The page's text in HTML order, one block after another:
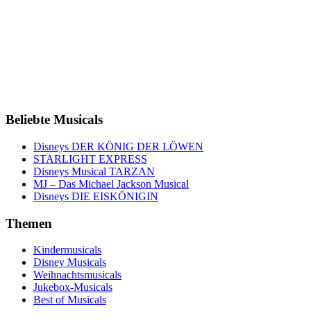
Beliebte Musicals
Disneys DER KÖNIG DER LÖWEN
STARLIGHT EXPRESS
Disneys Musical TARZAN
MJ – Das Michael Jackson Musical
Disneys DIE EISKÖNIGIN
Themen
Kindermusicals
Disney Musicals
Weihnachtsmusicals
Jukebox-Musicals
Best of Musicals